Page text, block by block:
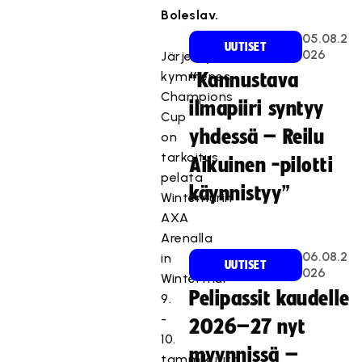
Boleslav.
Järjestyksessään
kymmenes
Champions
Cup
on
tarkoitus
pelata
Winterhurin
AXA
Arenalla
in
Winterthur
9.
-
10.
UUTISET
05.08.2
026
“Kannustava
ilmapiiri syntyy
yhdessä – Reilu
Aikuinen -pilotti
käynnistyy”
UUTISET
06.08.2
026
Pelipassit kaudelle
2026–27 nyt
myynnissä –